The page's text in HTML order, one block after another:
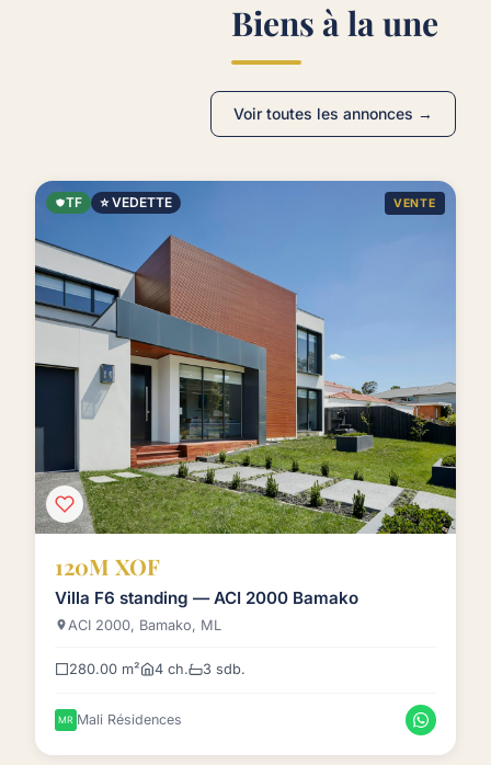
Biens à la une
Voir toutes les annonces →
TF ⭐ VEDETTE VENTE
120M XOF
Villa F6 standing — ACI 2000 Bamako
ACI 2000, Bamako, ML
280.00 m² 4 ch. 3 sdb.
Mali Résidences